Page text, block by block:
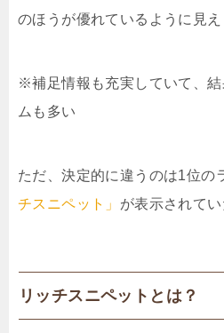
のほうが優れているように見え
※補足情報も充実していて、
ムも多い
ただ、決定的に違うのは1位の
チスニペット」 が表示されてい
リッチスニペットとは？